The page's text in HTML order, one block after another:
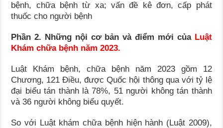
bệnh, chữa bệnh từ xa; vấn đề kê đơn, cấp phát
thuốc cho người bệnh
Phần 2. Những nội cơ bản và điểm mới của Luật
Khám chữa bệnh năm 2023.
Luật Khám bệnh, chữa bệnh năm 2023 gồm 12
Chương, 121 Điều, được Quốc hội thông qua với tỷ lệ
đại biểu tán thành là 78%, 51 người không tán thành
và 36 người không biểu quyết.
So với Luật khám chữa bệnh hiện hành (Luật 2009),